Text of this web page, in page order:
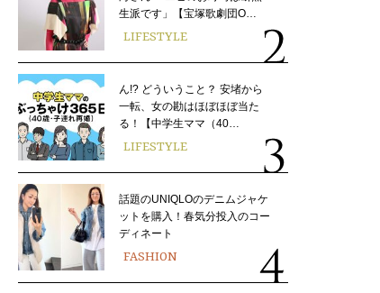
生派です」【宝塚歌劇団O…
LIFESTYLE
ん!? どういうこと？ 安堵から
一転、女の勘はほぼほぼ当た
る！【中学生ママ（40…
LIFESTYLE
話題のUNIQLOのデニムジャケ
ットを購入！春気分投入のコー
ディネート
FASHION